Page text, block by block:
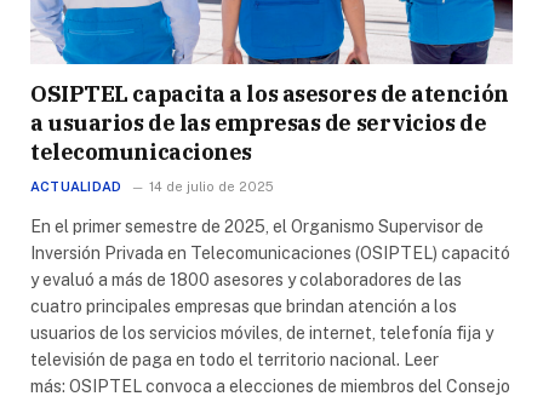
OSIPTEL capacita a los asesores de atención
a usuarios de las empresas de servicios de
telecomunicaciones
ACTUALIDAD 14 de julio de 2025
En el primer semestre de 2025, el Organismo Supervisor de
Inversión Privada en Telecomunicaciones (OSIPTEL) capacitó
y evaluó a más de 1800 asesores y colaboradores de las
cuatro principales empresas que brindan atención a los
usuarios de los servicios móviles, de internet, telefonía fija y
televisión de paga en todo el territorio nacional. Leer
más: OSIPTEL convoca a elecciones de miembros del Consejo